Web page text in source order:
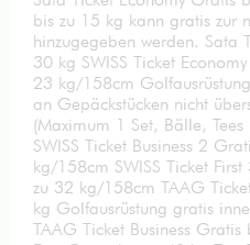
bis zu 15 kg kann gratis zur
hinzugegeben werden. Sata
30 kg SWISS Ticket
23 kg/158cm
an Gepäckstücken nicht
(Maximum 1 Set, Bälle,
SWISS Ticket Business 2
kg/158cm SWISS Ticket
zu 32 kg/158cm TAAG
kg Golfausrüstung gratis
TAAG Ticket Business